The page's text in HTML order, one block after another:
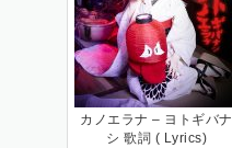
カノエラナ – ヨトギバナ
シ 歌詞 ( Lyrics)